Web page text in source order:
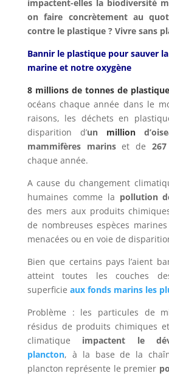
impactent-elles la biodiversité
on faire concrètement au
contre le plastique ? Vivre sans
Bannir le plastique pour sauver
marine et notre oxygène
8 millions de tonnes de plastique
océans chaque année dans le
raisons, les déchets en
disparition d’un million
mammifères marinset de
chaque année.
A cause du changement
humaines comme la pollution
des mers aux produits
de nombreuses espèces
menacées ou en voie de
Bien que certains pays l’aient
atteint toutes les couches
superficie aux fonds marins les
Problème : les particules de
résidus de produits chimiques
climatique impactent le
plancton, à la base de la
plancton représente le premier